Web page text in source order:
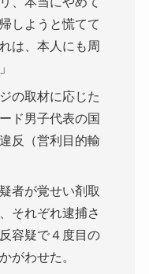
しようと慌てて
は、本人にも周
の取材に応じた
ド男子代表の国
反（営利目的輸
者が覚せい剤取
それぞれ逮捕さ
容疑で４度目の
がわせた。